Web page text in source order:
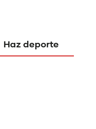
Haz deporte